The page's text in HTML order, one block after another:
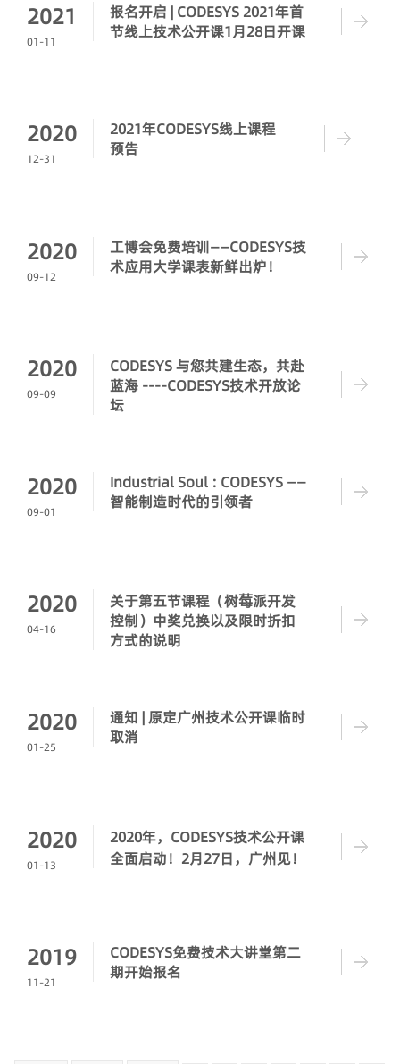
2021
01-11
报名开启 | CODESYS 2021年首
节线上技术公开课1月28日开课
2020
12-31
2021年CODESYS线上课程
预告
2020
09-12
工博会免费培训——CODESYS技
术应用大学课表新鲜出炉！
2020
09-09
CODESYS 与您共建生态，共赴
蓝海 ----CODESYS技术开放论
坛
2020
09-01
Industrial Soul : CODESYS ——
智能制造时代的引领者
2020
04-16
关于第五节课程（树莓派开发
控制）中奖兑换以及限时折扣
方式的说明
2020
01-25
通知 | 原定广州技术公开课临时
取消
2020
01-13
2020年，CODESYS技术公开课
全面启动！2月27日，广州见！
2019
11-21
CODESYS免费技术大讲堂第二
期开始报名